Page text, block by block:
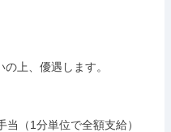
上、優遇します。
（1分単位で全額支給）